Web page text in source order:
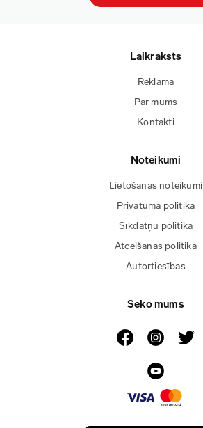
Laikraksts
Reklāma
Par mums
Kontakti
Noteikumi
Lietošanas noteikumi
Privātuma politika
Sīkdatņu politika
Atcelšanas politika
Autortiesības
Seko mums